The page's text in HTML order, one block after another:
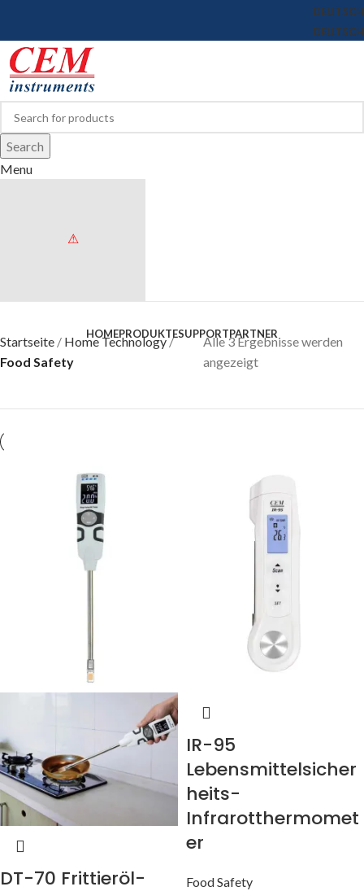
DEUTSCH
DEUTSCH
Search
Menu
HOMEPRODUKTESUPPORTPARTNER
Startseite
Home Technology
Food Safety
Alle 3 Ergebnisse werden
angezeigt
DT-70 Frittieröl-
IR-95
Lebensmittelsicher
heits-
Infrarotthermomet
er
Food Safety